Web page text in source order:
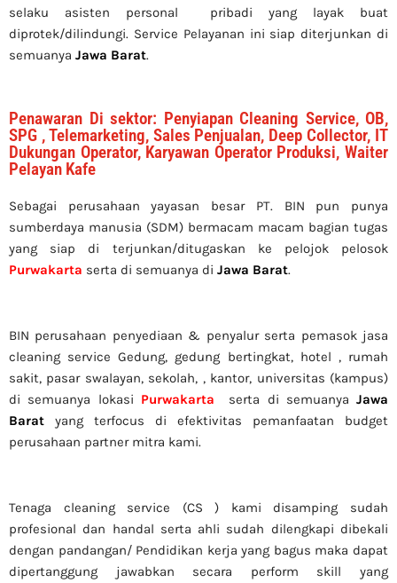
selaku asisten personal pribadi yang layak buat
diprotek/dilindungi. Service Pelayanan ini siap diterjunkan di
semuanya Jawa Barat.
Penawaran Di sektor: Penyiapan Cleaning Service, OB,
SPG , Telemarketing, Sales Penjualan, Deep Collector, IT
Dukungan Operator, Karyawan Operator Produksi, Waiter
Pelayan Kafe
Sebagai perusahaan yayasan besar PT. BIN pun punya
sumberdaya manusia (SDM) bermacam macam bagian tugas
yang siap di terjunkan/ditugaskan ke pelojok pelosok
Purwakarta serta di semuanya di Jawa Barat.
BIN perusahaan penyediaan & penyalur serta pemasok jasa
cleaning service Gedung, gedung bertingkat, hotel , rumah
sakit, pasar swalayan, sekolah, , kantor, universitas (kampus)
di semuanya lokasi Purwakarta serta di semuanya Jawa
Barat yang terfocus di efektivitas pemanfaatan budget
perusahaan partner mitra kami.
Tenaga cleaning service (CS ) kami disamping sudah
profesional dan handal serta ahli sudah dilengkapi dibekali
dengan pandangan/ Pendidikan kerja yang bagus maka dapat
dipertanggung jawabkan secara perform skill yang